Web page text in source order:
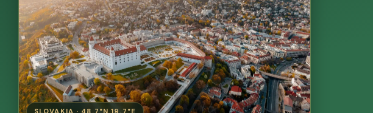
SLOVAKIA · 48.7°N 19.7°E